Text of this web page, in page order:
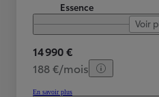
Essence
Voir
14 990 €
188 €/mois
En savoir plus